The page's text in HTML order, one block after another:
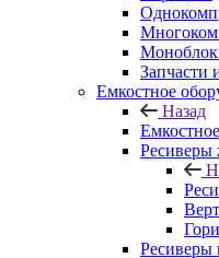
Запчасти
Емкостное
Назад
Ресиверы
Ресиверы